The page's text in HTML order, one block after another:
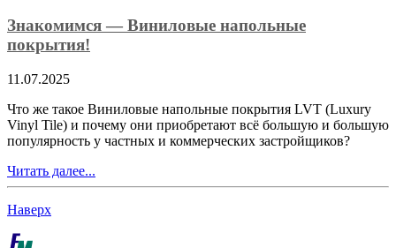
Знакомимся — Виниловые напольные
покрытия!
11.07.2025
Что же такое Виниловые напольные покрытия LVT (Luxury
Vinyl Tile) и почему они приобретают всё большую и большую
популярность у частных и коммерческих застройщиков?
Читать далее...
Наверх